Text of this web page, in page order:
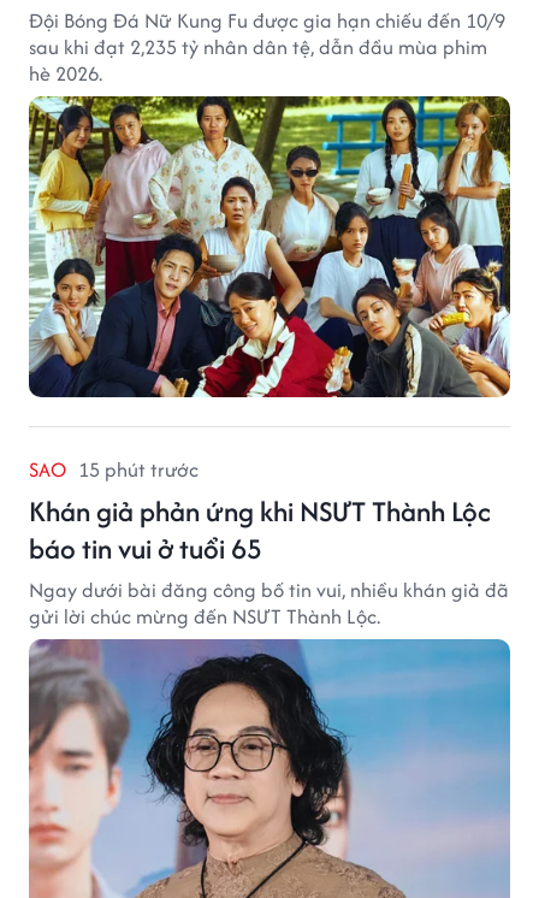
Đội Bóng Đá Nữ Kung Fu được gia hạn chiếu đến 10/9
sau khi đạt 2,235 tỷ nhân dân tệ, dẫn đầu mùa phim
hè 2026.
SAO 15 phút trước
Khán giả phản ứng khi NSƯT Thành Lộc
báo tin vui ở tuổi 65
Ngay dưới bài đăng công bố tin vui, nhiều khán giả đã
gửi lời chúc mừng đến NSƯT Thành Lộc.